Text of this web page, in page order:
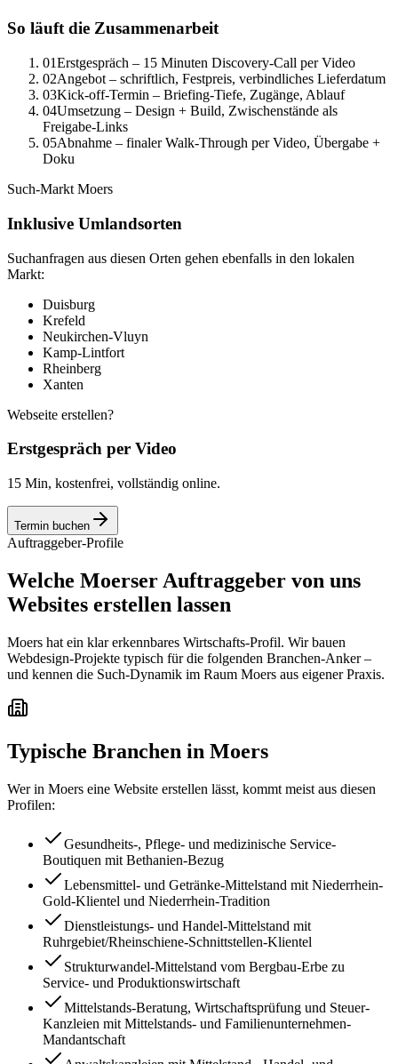
So läuft die Zusammenarbeit
01Erstgespräch – 15 Minuten Discovery-Call per Video
02Angebot – schriftlich, Festpreis, verbindliches Lieferdatum
03Kick-off-Termin – Briefing-Tiefe, Zugänge, Ablauf
04Umsetzung – Design + Build, Zwischenstände als
Freigabe-Links
05Abnahme – finaler Walk-Through per Video, Übergabe +
Doku
Such-Markt Moers
Inklusive Umlandsorten
Suchanfragen aus diesen Orten gehen ebenfalls in den lokalen
Markt:
Duisburg
Krefeld
Neukirchen-Vluyn
Kamp-Lintfort
Rheinberg
Xanten
Webseite erstellen?
Erstgespräch per Video
15 Min, kostenfrei, vollständig online.
Termin buchen
Auftraggeber-Profile
Welche Moerser Auftraggeber von uns
Websites erstellen lassen
Moers hat ein klar erkennbares Wirtschafts-Profil. Wir bauen
Webdesign-Projekte typisch für die folgenden Branchen-Anker –
und kennen die Such-Dynamik im Raum Moers aus eigener Praxis.
Typische Branchen in Moers
Wer in Moers eine Website erstellen lässt, kommt meist aus diesen
Profilen:
Gesundheits-, Pflege- und medizinische Service-
Boutiquen mit Bethanien-Bezug
Lebensmittel- und Getränke-Mittelstand mit Niederrhein-
Gold-Klientel und Niederrhein-Tradition
Dienstleistungs- und Handel-Mittelstand mit
Ruhrgebiet/Rheinschiene-Schnittstellen-Klientel
Strukturwandel-Mittelstand vom Bergbau-Erbe zu
Service- und Produktionswirtschaft
Mittelstands-Beratung, Wirtschaftsprüfung und Steuer-
Kanzleien mit Mittelstands- und Familienunternehmen-
Mandantschaft